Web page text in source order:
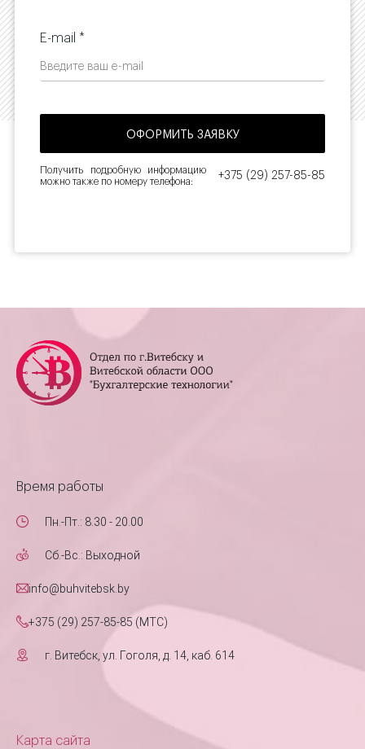
E-mail *
Получить подробную информацию
можно также по номеру телефона:
+375 (29) 257-85-85
Время работы
Пн.-Пт.: 8.30 - 20.00
Сб.-Вс.: Выходной
info@buhvitebsk.by
+375 (29) 257-85-85 (MTC)
г. Витебск, ул. Гоголя, д. 14, каб. 614
Карта сайта